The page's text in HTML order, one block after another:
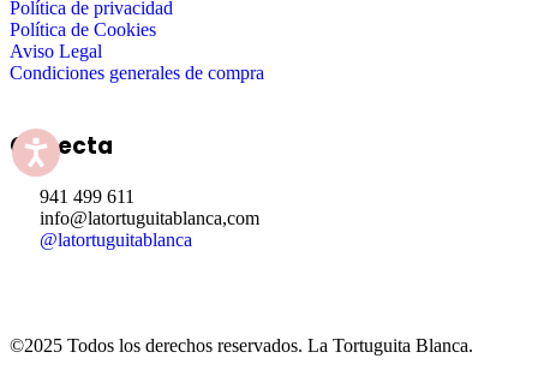
Política de privacidad
Política de Cookies
Aviso Legal
Condiciones generales de compra
Conecta
941 499 611
info@latortuguitablanca,com
@latortuguitablanca
©2025 Todos los derechos reservados. La Tortuguita Blanca.